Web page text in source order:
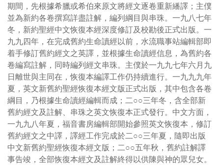
期間，先根據希臘或希伯來原文將經文逐卷重新繙譯；主僕
並為新約各卷撰寫詳盡註解，編列綱目與串珠。一九八七年
冬，新約聖經中文恢復本經深度修訂及校勘後正式出版。一
九九四年，在完成舊約生命讀經以前，水流職事站編輯部即
着手修訂舊約經文之英譯，並根據生命讀經信息，為舊約各
卷編寫註解，同時編列經文串珠。主僕於一九九七年六月九
日離世與主同在，恢復本編譯工作仍持續進行。一九九九年
夏，英文新舊約聖經恢復本經文版正式出版，其中包含各卷
綱目，乃根據生命讀經編輯而成；二○○三年冬，含全部新
舊約經文及註解、串珠之英文恢復本正式發行。中文方面，
一九九八年夏，福音書房編輯部開始參照英文恢復本，修訂
舊約經文之中譯，譯經工作完成於二○○三年夏，隨即出版
中文新舊約聖經恢復本經文版；二○○五年秋，舊約註解譯
事告竣，全部恢復本經文及註解終得以供陳與神的眾兒女。